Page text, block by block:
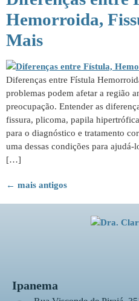
Hemorroida,
Mais
Diferenças entre Fístula
problemas podem afetar a região
preocupação. Entender as
fissura, plicoma, papila
para o diagnóstico e tratamento
uma dessas condições para
[…]
← mais antigos
Ipanema